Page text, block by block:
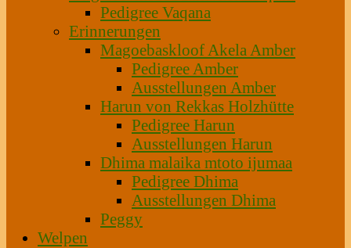
Pedigree Vaqana
Erinnerungen
Magoebaskloof Akela Amber
Pedigree Amber
Ausstellungen Amber
Harun von Rekkas Holzhütte
Pedigree Harun
Ausstellungen Harun
Dhima malaika mtoto ijumaa
Pedigree Dhima
Ausstellungen Dhima
Peggy
Welpen